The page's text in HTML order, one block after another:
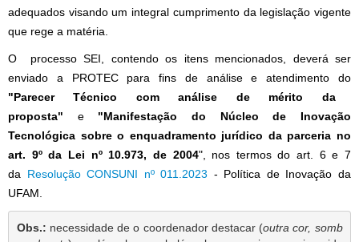
adequados visando um integral cumprimento da legislação vigente
que rege a matéria.
O processo SEI, contendo os itens mencionados, deverá ser
enviado a PROTEC para fins de análise e atendimento do
"Parecer Técnico com análise de mérito da
proposta" e "Manifestação do Núcleo de Inovação
Tecnológica sobre o enquadramento jurídico da parceria no
art. 9º da Lei nº 10.973, de 2004", nos termos do art. 6 e 7
da Resolução CONSUNI nº 011.2023 - Política de Inovação da
UFAM.
Obs.: necessidade de o coordenador destacar (outra cor, somb